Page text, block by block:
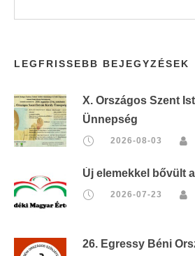
LEGFRISSEBB BEJEGYZÉSEK
X. Országos Szent
Ünnepség
2026-08-03
Új elemekkel bővült
2026-07-23
26. Egressy Béni